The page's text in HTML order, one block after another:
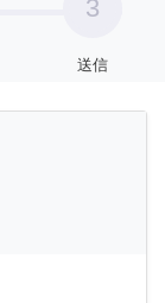
3
送信